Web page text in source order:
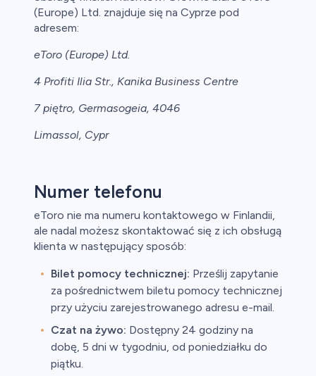
(Europe) Ltd. znajduje się na Cyprze pod
adresem:
eToro (Europe) Ltd.
4 Profiti Ilia Str., Kanika Business Centre
7 piętro, Germasogeia, 4046
Limassol, Cypr
Numer telefonu
eToro nie ma numeru kontaktowego w Finlandii,
ale nadal możesz skontaktować się z ich obsługą
klienta w następujący sposób:
Bilet pomocy technicznej: Prześlij zapytanie
za pośrednictwem biletu pomocy technicznej
przy użyciu zarejestrowanego adresu e-mail.
Czat na żywo: Dostępny 24 godziny na
dobę, 5 dni w tygodniu, od poniedziałku do
piątku.